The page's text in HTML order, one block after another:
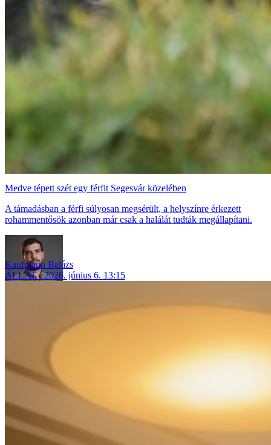
Medve tépett szét egy férfit Segesvár közelében
A támadásban a férfi súlyosan megsérült, a helyszínre érkezett
rohammentősök azonban már csak a halálát tudták megállapítani.
Kaufmann Balázs
ÁLLAT
2026. június 6. 13:15